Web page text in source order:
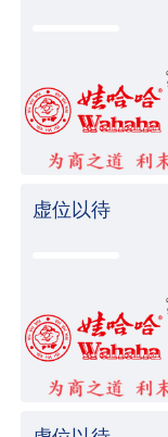
虚位以待